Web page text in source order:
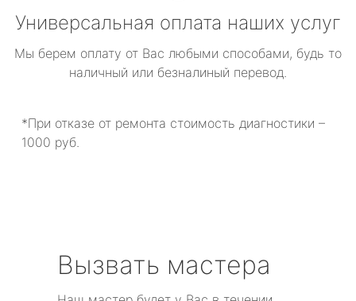
Универсальная оплата наших услуг
Мы берем оплату от Вас любыми способами, будь то
наличный или безналиный перевод.
*При отказе от ремонта стоимость диагностики –
1000 руб.
Вызвать мастера